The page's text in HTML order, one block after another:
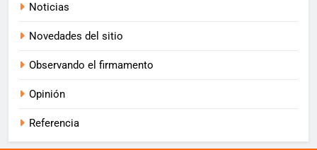
Noticias
Novedades del sitio
Observando el firmamento
Opinión
Referencia